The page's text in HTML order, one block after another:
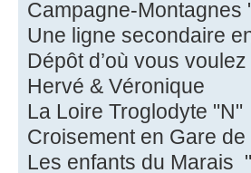
Campagne-
Une ligne secondaire
Dépôt d’où vous
Hervé
La Loire Troglodyte
Croisement en Gare
Les enfants du Marais